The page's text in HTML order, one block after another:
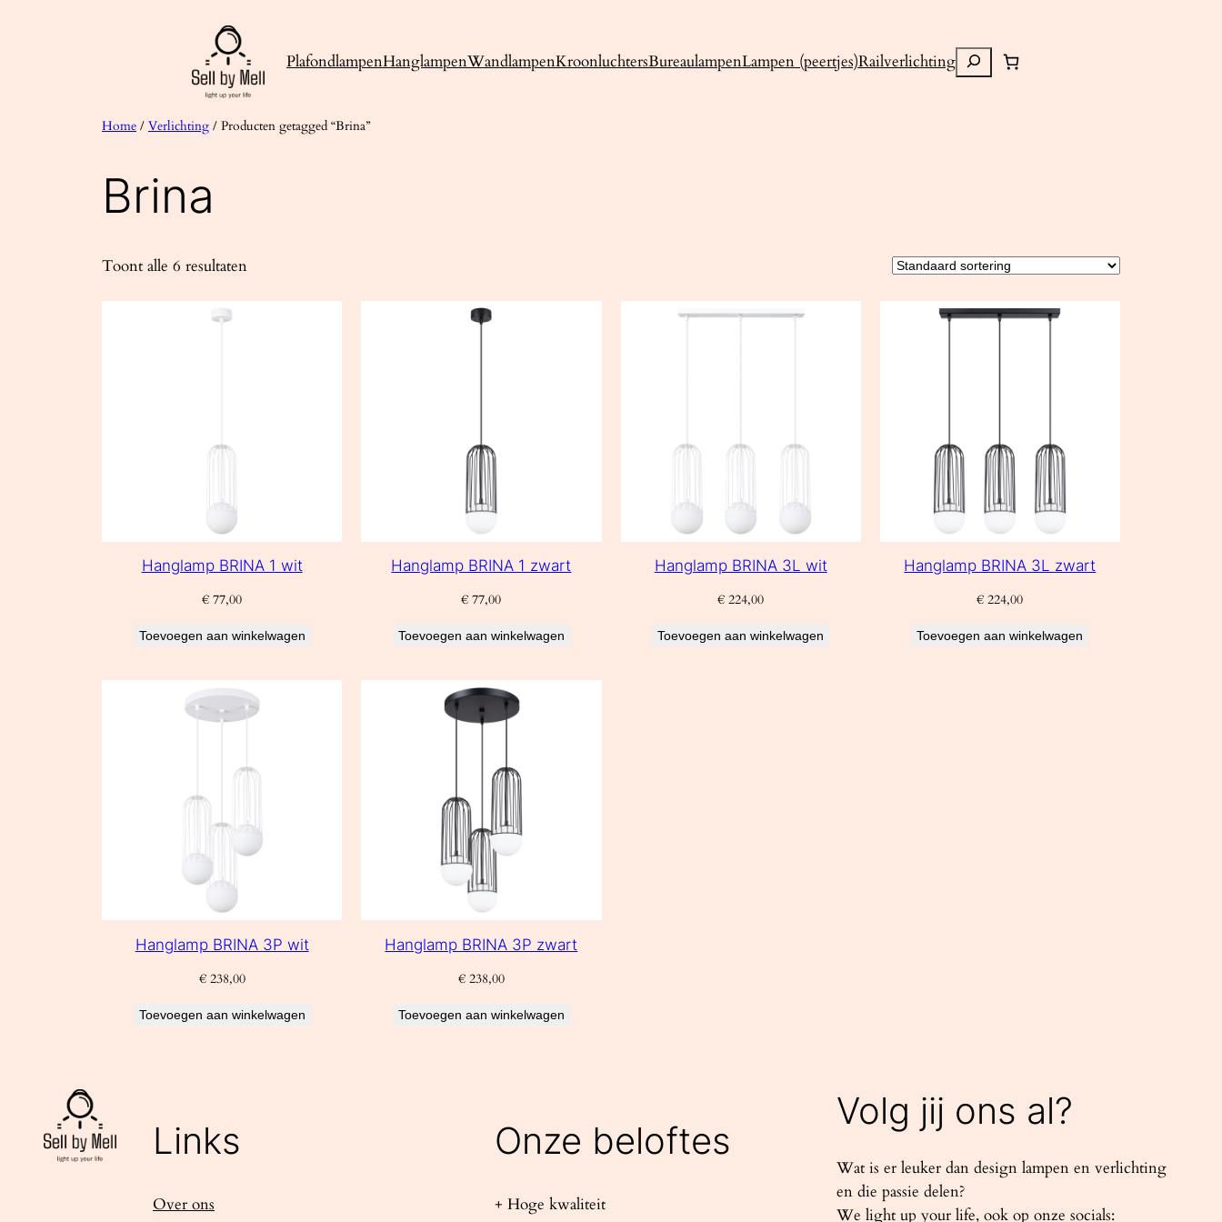
PlafondlampenHanglampenWandlampenKroonluchtersBureaulampenLampen (peertjes)RailverlichtingZoeken
Home / Verlichting / Producten getagged “Brina”
Brina
Toont alle 6 resultaten
Hanglamp BRINA 1 wit
€ 77,00
Toevoegen aan winkelwagen
Hanglamp BRINA 1 zwart
€ 77,00
Toevoegen aan winkelwagen
Hanglamp BRINA 3L wit
€ 224,00
Toevoegen aan winkelwagen
Hanglamp BRINA 3L zwart
€ 224,00
Toevoegen aan winkelwagen
Hanglamp BRINA 3P wit
€238,00
Toevoegen aan winkelwagen
Hanglamp BRINA 3P zwart
€238,00
Toevoegen aan winkelwagen
Links
Over ons
Onze beloftes
+ Hoge kwaliteit
Volg jij ons al?
Wat is er leuker dan design lampen en verlichting
en die passie delen?
We light up your life, ook op onze socials: